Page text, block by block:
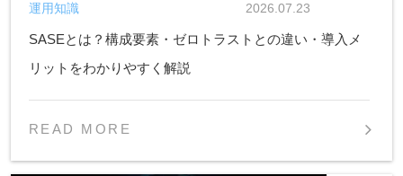
SASEとは？構成要素・ゼロトラストとの違い・導入メ
リットをわかりやすく解説
2026.07.23
運用知識
READ MORE